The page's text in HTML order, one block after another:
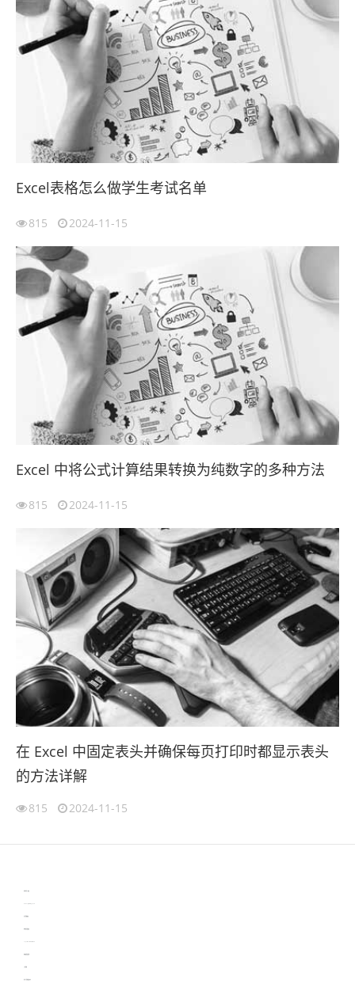
Excel表格怎么做学生考试名单
815 2024-11-15
Excel 中将公式计算结果转换为纯数字的多种方法
815 2024-11-15
在 Excel 中固定表头并确保每页打印时都显示表头
的方法详解
815 2024-11-15